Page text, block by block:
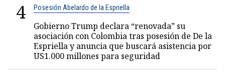
4 Posesión Abelardo de la Espriella
Gobierno Trump declara “renovada” su
asociación con Colombia tras posesión de De la
Espriella y anuncia que buscará asistencia por
US1.000 millones para seguridad